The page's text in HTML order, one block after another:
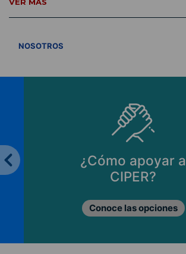
NOSOTROS
¿Cómo apoyar a
CIPER?
Conoce las opciones